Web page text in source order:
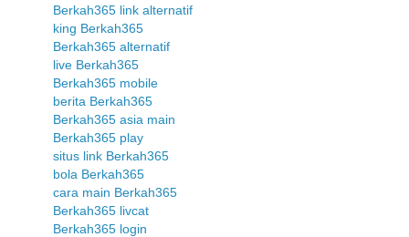
Berkah365 link alternatif
king Berkah365
Berkah365 alternatif
live Berkah365
Berkah365 mobile
berita Berkah365
Berkah365 asia main
Berkah365 play
situs link Berkah365
bola Berkah365
cara main Berkah365
Berkah365 livcat
Berkah365 login